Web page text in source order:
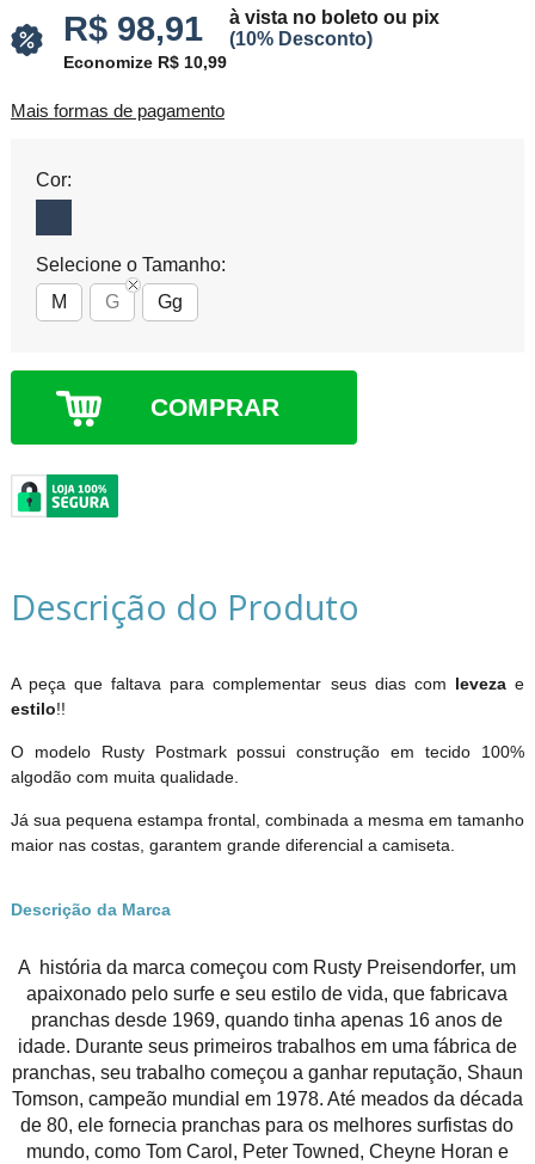
R$ 98,91
à vista no boleto ou pix
(10% Desconto)
Economize R$ 10,99
Mais formas de pagamento
Cor:
Selecione o Tamanho:
M
G Gg
COMPRAR
Descrição do Produto
A peça que faltava para complementar seus dias com levezae
estilo!!
O modelo Rusty Postmark possui construção em tecido 100%
algodão com muita qualidade.
Já sua pequena estampa frontal, combinada a mesma em tamanho
maior nas costas, garantem grande diferencial a camiseta.
Descrição da Marca
A história da marca começou com Rusty Preisendorfer, um
apaixonado pelo surfe e seu estilo de vida, que fabricava
pranchas desde 1969, quando tinha apenas 16 anos de
idade. Durante seus primeiros trabalhos em uma fábrica de
pranchas, seu trabalho começou a ganhar reputação, Shaun
Tomson, campeão mundial em 1978. Até meados da década
de 80, ele fornecia pranchas para os melhores surfistas do
mundo, como Tom Carol, Peter Towned, Cheyne Horan e